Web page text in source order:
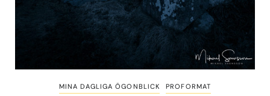
MINA DAGLIGA ÖGONBLICK PROFORMAT